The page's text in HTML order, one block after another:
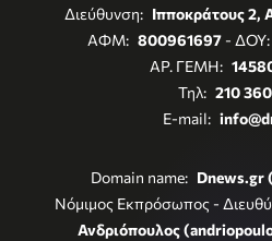
Διεύθυνση: Ιπποκράτους 2,
ΑΦΜ: 800961697- ΔΟΥ:
ΑΡ. ΓΕΜΗ:
Τηλ: 210
E-mail:
Domain name: Dnews.gr
Νόμιμος Εκπρόσωπος -
Ανδριόπουλος